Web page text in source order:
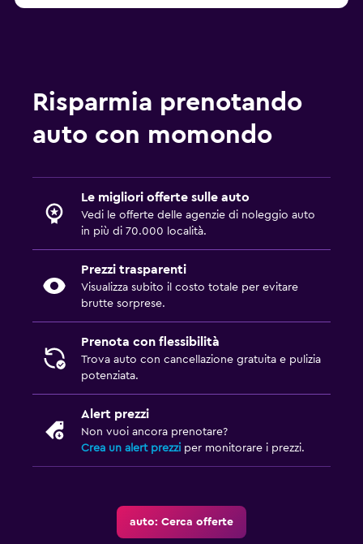
Risparmia prenotando
auto con momondo
Le migliori offerte sulle auto
Vedi le offerte delle agenzie di noleggio auto
in più di 70.000 località.
Prezzi trasparenti
Visualizza subito il costo totale per evitare
brutte sorprese.
Prenota con flessibilità
Trova auto con cancellazione gratuita e pulizia
potenziata.
Alert prezzi
Non vuoi ancora prenotare?
Crea un alert prezzi per monitorare i prezzi.
auto: Cerca offerte